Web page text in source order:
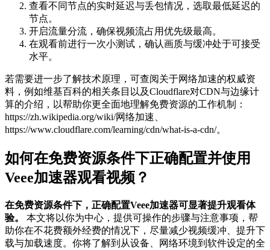
查看不同节点的实时延迟与丢包情况，选取最低延迟的
节点。
开启流量分流，确保视频流占用优先级最高。
在观看前进行一次小测试，确认画质与缓冲处于可接受
水平。
若需要进一步了解技术原理，可查阅关于网络加速的权威资
料，例如维基百科的相关条目以及Cloudflare对CDN与边缘计
算的介绍，以帮助你更全面地理解免费资源的工作机制：
https://zh.wikipedia.org/wiki/网络加速、
https://www.cloudflare.com/learning/cdn/what-is-a-cdn/。
如何在免费资源条件下正确配置并使用
Veee加速器观看视频？
在免费资源条件下，正确配置Veee加速器可显著提升观看体
验。
本文将以你为中心，提供可操作的步骤与注意事项，帮
助你在不花费额外经费的情况下，尽量减少视频缓冲、提升下
载与加载速度。你将了解到从设备、网络环境到软件设定的全